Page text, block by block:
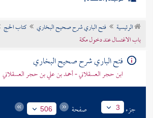
موضوعي
تراجم الأعلام
الرئيسية فتح الباري شرح صحيح البخاري
كتاب الحج
باب الاغتسال عند دخول مكة
فتح الباري شرح صحيح البخاري
ابن حجر العسقلاني - أحمد بن علي بن حجر العسقلاني
جزء 3 صفحة 506